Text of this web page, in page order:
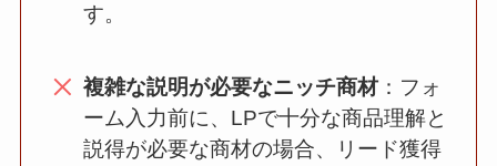
す。
複雑な説明が必要なニッチ商材：フォ
ーム入力前に、LPで十分な商品理解と
説得が必要な商材の場合、リード獲得